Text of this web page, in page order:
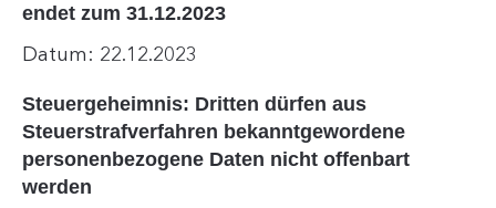
endet zum 31.12.2023
Datum: 22.12.2023
Steuergeheimnis: Dritten dürfen aus
Steuerstrafverfahren bekanntgewordene
personenbezogene Daten nicht offenbart
werden